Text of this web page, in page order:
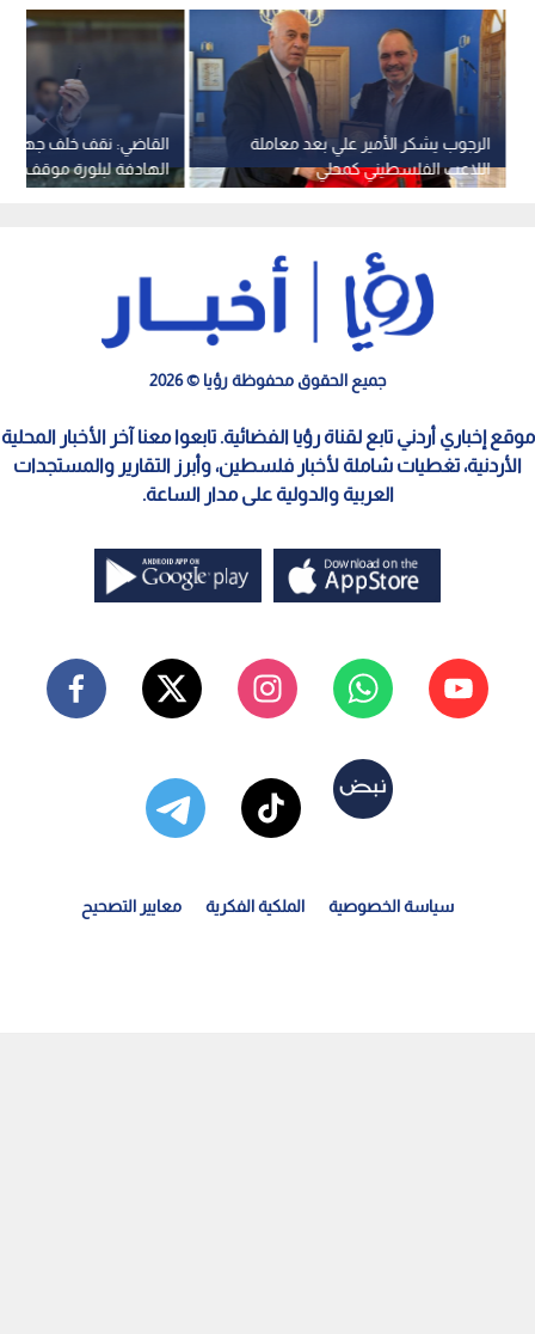
القاضي: نقف خلف جهود
الهادفة لبلورة موقف
يوقف انتهاكات الاحتلال
الرجوب يشكر الأمير علي بعد معاملة
اللاعب الفلسطيني كمحلي
جميع الحقوق محفوظة رؤيا © 2026
موقع إخباري أردني تابع لقناة رؤيا الفضائية. تابعوا معنا آخر الأخبار المحلية
الأردنية، تغطيات شاملة لأخبار فلسطين، وأبرز التقارير والمستجدات
العربية والدولية على مدار الساعة.
سياسة الخصوصية الملكية الفكرية معايير التصحيح